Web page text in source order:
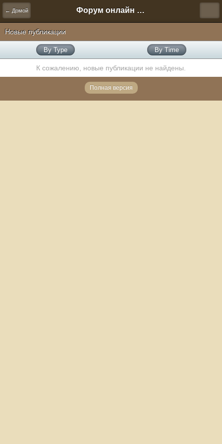
← Домой Форум онлайн игры "Новая Эра" (Нюра Биз)
Новые публикации
By Type By Time
К сожалению, новые публикации не найдены.
Полная версия